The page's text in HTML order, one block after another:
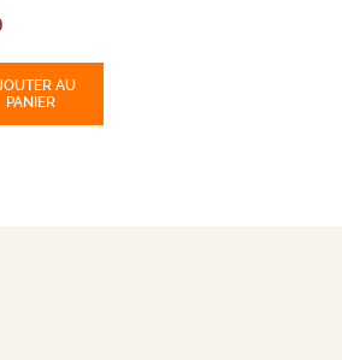
AU
PANIER